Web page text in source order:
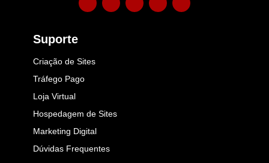
Suporte
Criação de Sites
Tráfego Pago
Loja Virtual
Hospedagem de Sites
Marketing Digital
Dúvidas Frequentes